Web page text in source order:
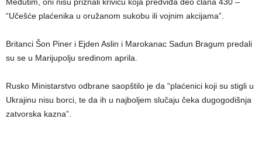
“Učešće plaćenika u oružanom sukobu ili vojnim akcijama”.
Britanci Šon Piner i Ejden Aslin i Marokanac Sadun Bragum predali
su se u Marijupolju sredinom aprila.
Rusko Ministarstvo odbrane saopštilo je da “plaćenici koji su stigli u
Ukrajinu nisu borci, te da ih u najboljem slučaju čeka dugogodišnja
zatvorska kazna”.